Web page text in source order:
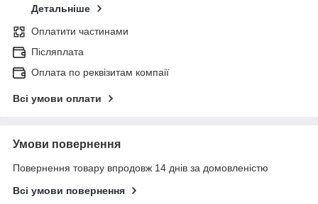
Детальніше
Оплатити частинами
Післяплата
Оплата по реквізитам компаії
Всі умови оплати
Умови повернення
Повернення товару впродовж 14 днів за домовленістю
Всі умови повернення